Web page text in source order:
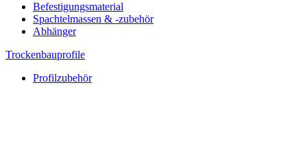
Befestigungsmaterial
Spachtelmassen & -zubehör
Abhänger
Trockenbauprofile
Profilzubehör